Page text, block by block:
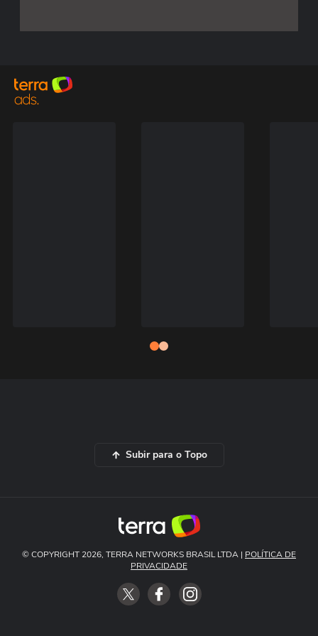
Subir para o Topo
© COPYRIGHT 2026, TERRA NETWORKS BRASIL LTDA | POLÍTICA DE
PRIVACIDADE